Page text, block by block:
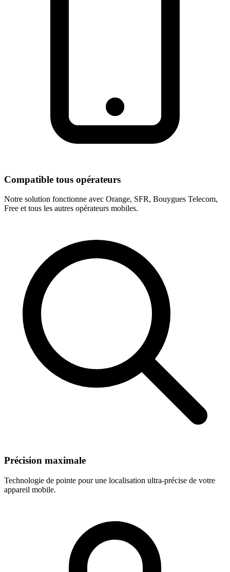
Compatible tous opérateurs
Notre solution fonctionne avec Orange, SFR, Bouygues Telecom,
Free et tous les autres opérateurs mobiles.
Précision maximale
Technologie de pointe pour une localisation ultra-précise de votre
appareil mobile.